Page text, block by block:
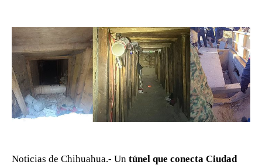
Noticias de Chihuahua.- Un túnel que conecta Ciudad